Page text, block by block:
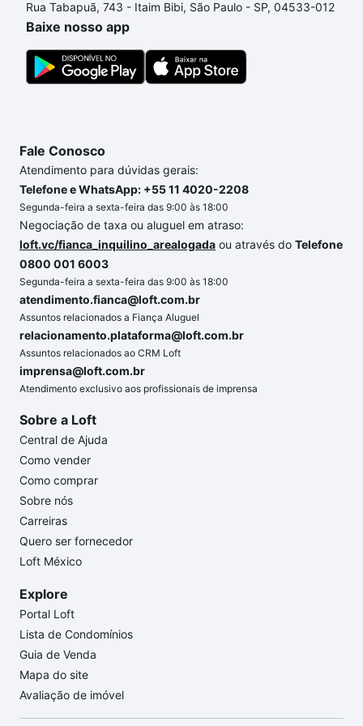
processo de compra, veja em nosso portal quanto
custa comprar um apartamento
gente para comprar o imóvel dos seus sonhos com
segurança e conforto. Loft, com você até as
Rua Tabapuã, 743 - Itaim Bibi, São Paulo - SP, 04533-012
Baixe nosso app
Fale Conosco
Atendimento para dúvidas gerais:
Telefone e WhatsApp: +55 11 4020-2208
Segunda-feira a sexta-feira das 9:00 às 18:00
Negociação de taxa ou aluguel em atraso:
loft.vc/fianca_inquilino_arealogada ou através do Telefone
0800 001 6003
Segunda-feira a sexta-feira das 9:00 às 18:00
atendimento.fianca@loft.com.br
Assuntos relacionados a Fiança Aluguel
relacionamento.plataforma@loft.com.br
Assuntos relacionados ao CRM Loft
imprensa@loft.com.br
Atendimento exclusivo aos profissionais de imprensa
Sobre a Loft
Central de Ajuda
Como vender
Como comprar
Sobre nós
Carreiras
Quero ser fornecedor
Loft México
Explore
Portal Loft
Lista de Condomínios
Guia de Venda
Mapa do site
Avaliação de imóvel